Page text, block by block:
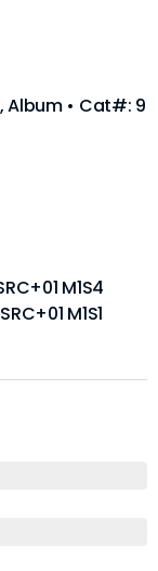
Album • Cat#: 9
M1S4
M1S1